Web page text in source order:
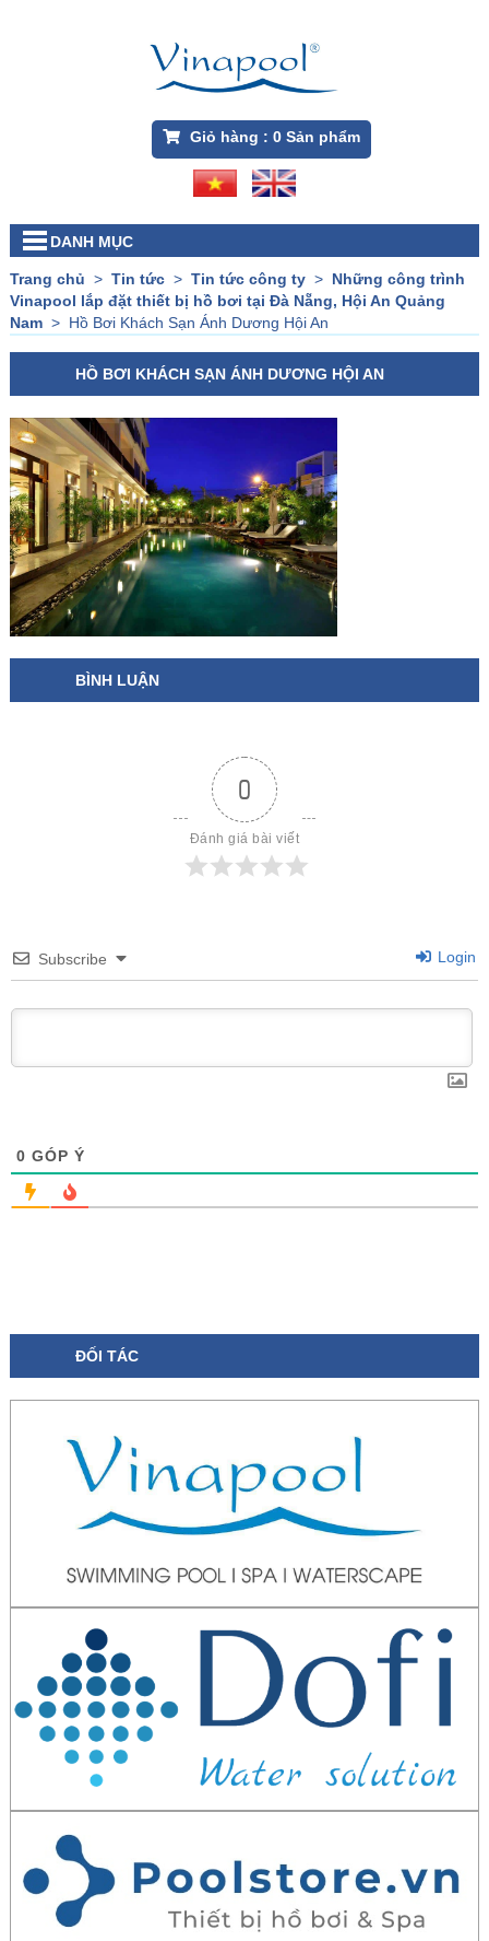
Giỏ hàng : 0Sản phẩm
DANH MỤC
Trang chủ > Tin tức> Tin tức công ty> Những công trình
Vinapool lắp đặt thiết bị hồ bơi tại Đà Nẵng, Hội An Quảng
Nam> Hồ Bơi Khách Sạn Ánh Dương Hội An
HỒ BƠI KHÁCH SẠN ÁNH DƯƠNG HỘI AN
BÌNH LUẬN
0
Đánh giá bài viết
Subscribe Login
0 GÓP Ý
ĐỐI TÁC